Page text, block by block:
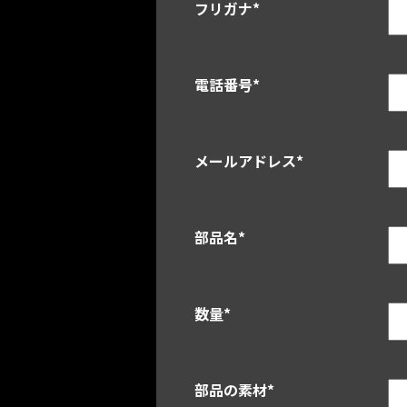
フリガナ*
電話番号*
メールアドレス*
部品名*
数量*
部品の素材*